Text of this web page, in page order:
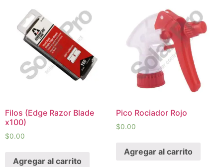
Filos (Edge Razor Blade
x100)
$0.00
Agregar al carrito
Pico Rociador Rojo
$0.00
Agregar al carrito